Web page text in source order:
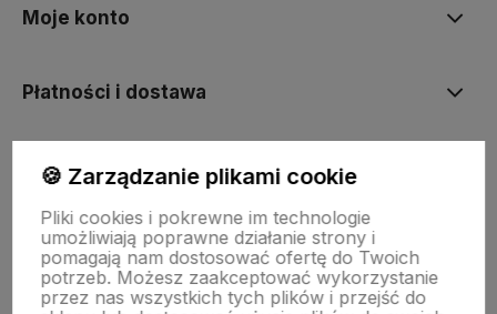
Moje konto
Płatności i dostawa
Informacje
O nas
🍪 Zarządzanie plikami cookie
Pliki cookies i pokrewne im technologie
umożliwiają poprawne działanie strony i
pomagają nam dostosować ofertę do Twoich
potrzeb. Możesz zaakceptować wykorzystanie
przez nas wszystkich tych plików i przejść do